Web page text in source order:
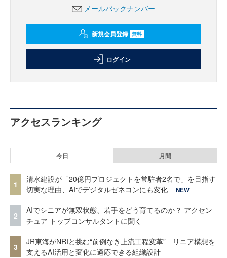
メールバックナンバー
新規会員登録 無料
ログイン
アクセスランキング
今日 月間
1
清水建設が「20億円プロジェクトを常駐者2名で」を目指す
切実な理由、AIでデジタルゼネコンにも変化
NEW
2
AIでシニアが無双状態、若手をどう育てるのか？ アクセン
チュア トップコンサルタントに聞く
3
JR東海がNRIと挑む“前例なき上流工程変革” リニア構想を
支えるAI活用と変化に適応できる組織設計